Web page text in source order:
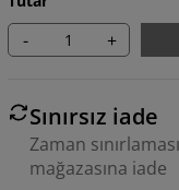
- +
Sınırsız iade
Zaman
mağazasına iade